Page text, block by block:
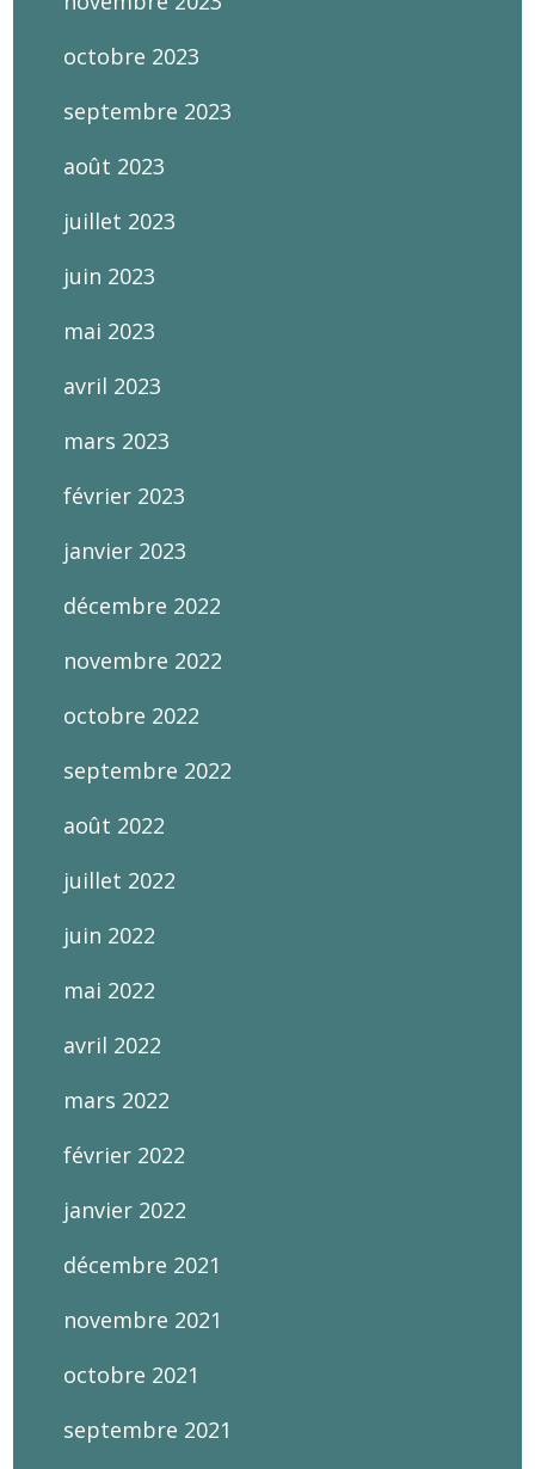
octobre 2023
septembre 2023
août 2023
juillet 2023
juin 2023
mai 2023
avril 2023
mars 2023
février 2023
janvier 2023
décembre 2022
novembre 2022
octobre 2022
septembre 2022
août 2022
juillet 2022
juin 2022
mai 2022
avril 2022
mars 2022
février 2022
janvier 2022
décembre 2021
novembre 2021
octobre 2021
septembre 2021